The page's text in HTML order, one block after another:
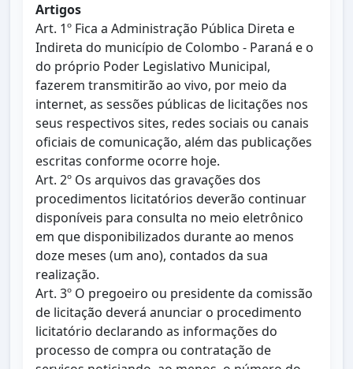
Artigos
Art. 1º Fica a Administração Pública Direta e
Indireta do município de Colombo - Paraná e o
do próprio Poder Legislativo Municipal,
fazerem transmitirão ao vivo, por meio da
internet, as sessões públicas de licitações nos
seus respectivos sites, redes sociais ou canais
oficiais de comunicação, além das publicações
escritas conforme ocorre hoje.
Art. 2º Os arquivos das gravações dos
procedimentos licitatórios deverão continuar
disponíveis para consulta no meio eletrônico
em que disponibilizados durante ao menos
doze meses (um ano), contados da sua
realização.
Art. 3º O pregoeiro ou presidente da comissão
de licitação deverá anunciar o procedimento
licitatório declarando as informações do
processo de compra ou contratação de